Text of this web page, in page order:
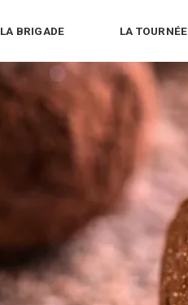
LA BRIGADE LA TOURNÉE